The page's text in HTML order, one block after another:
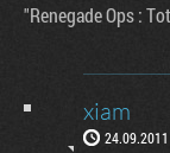
"Renegade Ops :
xiam
24.09.2011